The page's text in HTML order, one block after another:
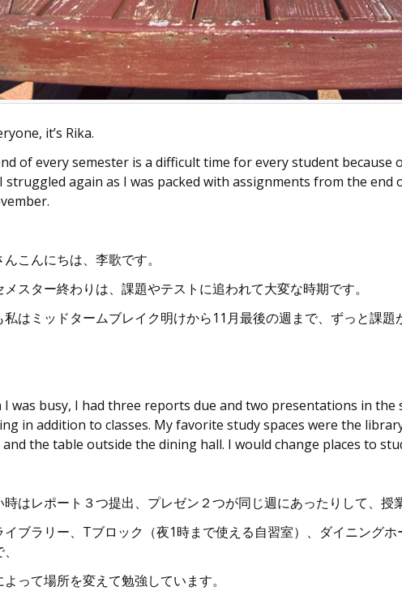
it’s Rika.
of every semester is a difficult time for every student because
struggled again as I was packed with assignments from the
こんにちは、李歌です。
メスター終わりは、課題やテストに追われて大変な時期です。
私はミッドタームブレイク明けから11月最後の週まで、ずっと課題
I was busy, I had three reports due and two presentations in the
in addition to classes. My favorite study spaces were the
and the table outside the dining hall. I would change places to
時はレポート３つ提出、プレゼン２つが同じ週にあったりして、授
イブラリー、Tブロック（夜1時まで使える自習室）、ダイニング
って場所を変えて勉強しています。